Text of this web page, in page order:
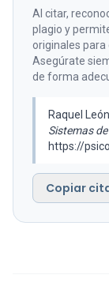
Al citar,
plagio y
originales
Asegúrate
de forma
Raquel
Sistemas
https://
Copiar